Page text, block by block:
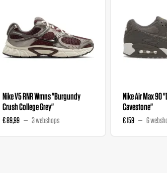
Nike V5 RNR Wmns "Burgundy
Crush College Grey"
€ 89,99 3 webshops
Nike Air Max 90
Cavestone"
€ 159 6